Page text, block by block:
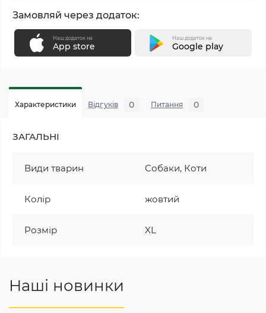
Замовляй через додаток:
Наш додаток на
App store
Наш додаток на
Google play
Характеристики Відгуків 0 Питання 0
ЗАГАЛЬНІ
Види тварин Собаки, Коти
Колір жовтий
Розмір XL
Наші новинки